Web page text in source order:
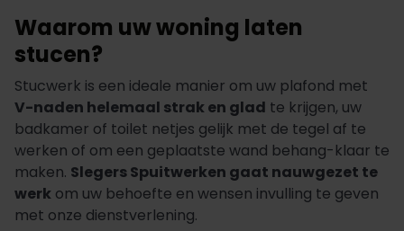
Waarom uw woning laten
stucen?
Stucwerk is een ideale manier om uw plafond met
V-naden helemaal strak en glad te krijgen, uw
badkamer of toilet netjes gelijk met de tegel af te
werken of om een geplaatste wand behang-klaar te
maken. Slegers Spuitwerken gaat nauwgezet te
werk om uw behoefte en wensen invulling te geven
met onze dienstverlening.